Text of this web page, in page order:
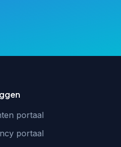
portaal
portaal